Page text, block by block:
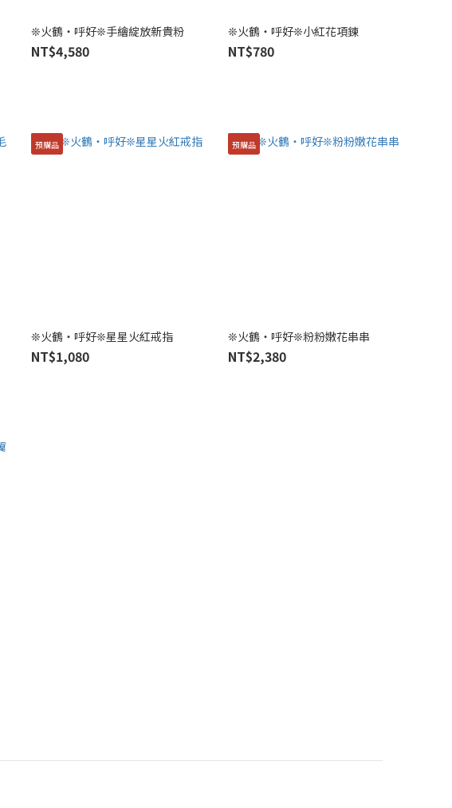
❊火鶴・呼好❊手繪綻放新貴粉
NT$4,580
❊火鶴・呼好❊小紅花項鍊
NT$780
預購品
❊火鶴・呼好❊星星火紅戒指
NT$1,080
預購品
❊火鶴・呼好❊粉粉嫩花串串
NT$2,380